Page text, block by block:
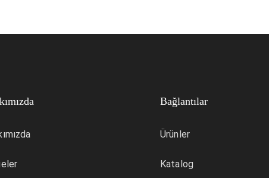
Bağlantılar
Ürünler
Katalog